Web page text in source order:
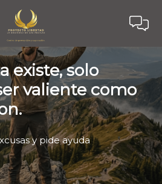
existe, solo
valiente como
y pide ayuda